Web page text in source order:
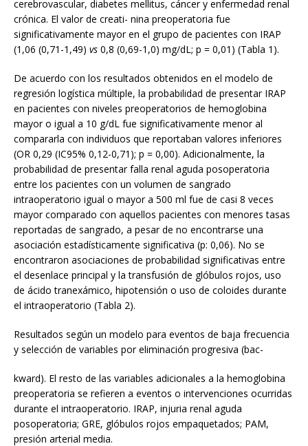
cerebrovascular, diabetes mellitus, cáncer y enfermedad renal
crónica. El valor de creati- nina preoperatoria fue
significativamente mayor en el grupo de pacientes con IRAP
(1,06 (0,71-1,49) vs 0,8 (0,69-1,0) mg/dL; p = 0,01) (Tabla 1).
De acuerdo con los resultados obtenidos en el modelo de
regresión logística múltiple, la probabilidad de presentar IRAP
en pacientes con niveles preoperatorios de hemoglobina
mayor o igual a 10 g/dL fue significativamente menor al
compararla con individuos que reportaban valores inferiores
(OR 0,29 (IC95% 0,12-0,71); p = 0,00). Adicionalmente, la
probabilidad de presentar falla renal aguda posoperatoria
entre los pacientes con un volumen de sangrado
intraoperatorio igual o mayor a 500 ml fue de casi 8 veces
mayor comparado con aquellos pacientes con menores tasas
reportadas de sangrado, a pesar de no encontrarse una
asociación estadísticamente significativa (p: 0,06). No se
encontraron asociaciones de probabilidad significativas entre
el desenlace principal y la transfusión de glóbulos rojos, uso
de ácido tranexámico, hipotensión o uso de coloides durante
el intraoperatorio (Tabla 2).
Resultados según un modelo para eventos de baja frecuencia
y selección de variables por eliminación progresiva (bac-
kward). El resto de las variables adicionales a la hemoglobina
preoperatoria se refieren a eventos o intervenciones ocurridas
durante el intraoperatorio. IRAP, injuria renal aguda
posoperatoria; GRE, glóbulos rojos empaquetados; PAM,
presión arterial media.